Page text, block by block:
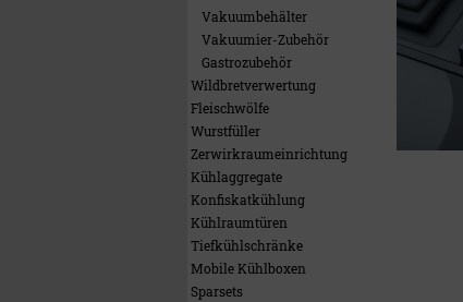
Vakuumbehälter
Vakuumier-Zubehör
Gastrozubehör
Wildbretverwertung
Fleischwölfe
Wurstfüller
Zerwirkraumeinrichtung
Kühlaggregate
Konfiskatkühlung
Kühlraumtüren
Tiefkühlschränke
Mobile Kühlboxen
Sparsets